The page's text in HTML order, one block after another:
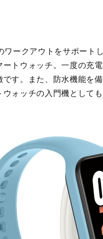
ワークアウトをサポート
ートウォッチ。一度の充
です。また、防水機能を
ォッチの入門機としても